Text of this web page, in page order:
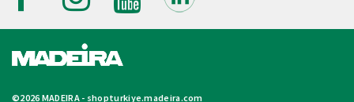
©2026 MADEIRA - shopturkiye.madeira.com